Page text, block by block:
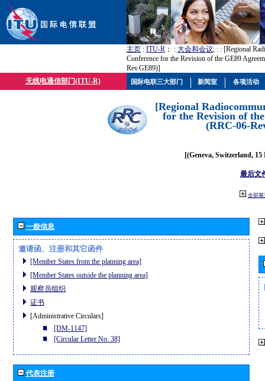
主页 : ITU-R ； : 大会和会议; : : [Regional
Conference for the Revision of the GE89
Rev.GE89)]
无线电通信部门(ITU-R)
[Regional
for the Revision of
(RRC-06-
[(Geneva, Switzerland, 15
最后文
全部展
一般信息
邀请函、注册和其它函件
[Member States from the planning area]
[Member States outside the planning area]
观察员组织
证书
[Administrative Circulars]
[DM-1147]
[Circular Letter No. 38]
代表注册
国际电联三大部门 新闻室 各项活动